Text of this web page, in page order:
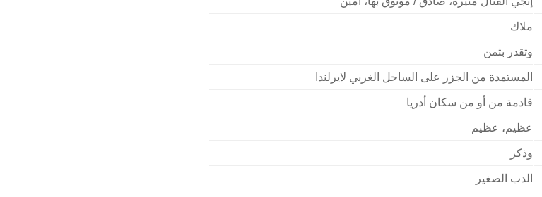
ملاك
وتقدر بثمن
المستمدة من الجزر على الساحل الغربي لايرلندا
قادمة من أو من سكان أدريا
عظيم، عظيم
وذكر
الدب الصغير